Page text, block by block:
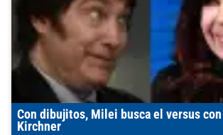
Con dibujitos, Milei busca el versus
Kirchner